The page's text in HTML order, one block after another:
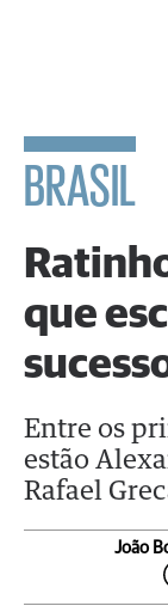
BRASIL
que
Entre os
estão
Rafael
João